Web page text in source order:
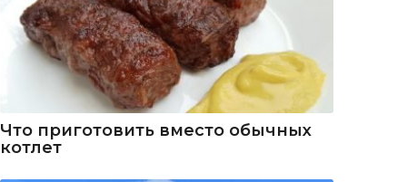
Что приготовить вместо обычных
котлет